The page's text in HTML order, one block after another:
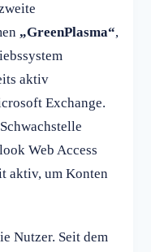
„GreenPlasma“,
aktiv
Exchange.
Web Access
aktiv, um Konten
Nutzer. Seit dem